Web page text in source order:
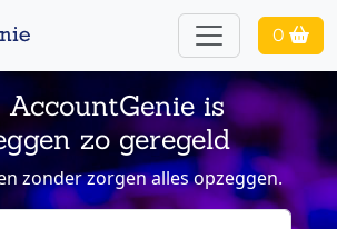
0
AccountGenie is
zo geregeld
zonder zorgen alles opzeggen.